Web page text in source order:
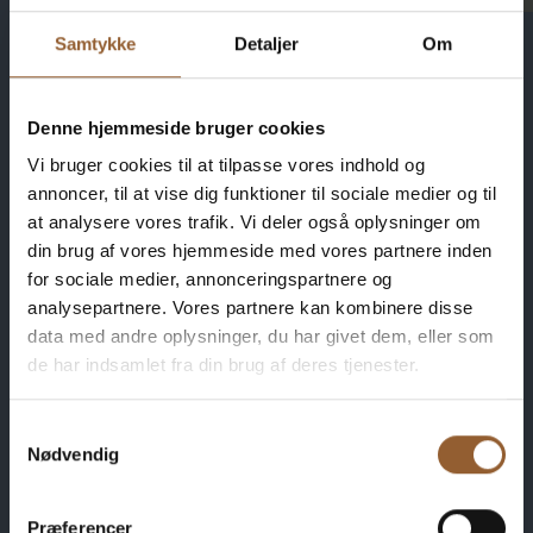
Samtykke Detaljer Om
Denne hjemmeside bruger cookies
Vi bruger cookies til at tilpasse vores indhold og
annoncer, til at vise dig funktioner til sociale medier og til
at analysere vores trafik. Vi deler også oplysninger om
din brug af vores hjemmeside med vores partnere inden
for sociale medier, annonceringspartnere og
analysepartnere. Vores partnere kan kombinere disse
data med andre oplysninger, du har givet dem, eller som
de har indsamlet fra din brug af deres tjenester.
Nødvendig
Præferencer
Spar penge – køb
fordelskort
Platin
699 KR
12 måneders fri adgang til alle vores museer